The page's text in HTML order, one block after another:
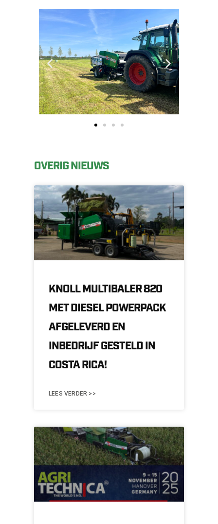
OVERIG NIEUWS
KNOLL MULTIBALER 820
MET DIESEL POWERPACK
AFGELEVERD EN
INBEDRIJF GESTELD IN
COSTA RICA!
LEES VERDER >>